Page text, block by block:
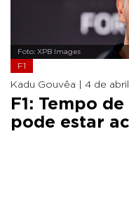
Foto: XPB Images
F1
Kadu Gouvêa | 4 de
F1: Tempo
pode estar